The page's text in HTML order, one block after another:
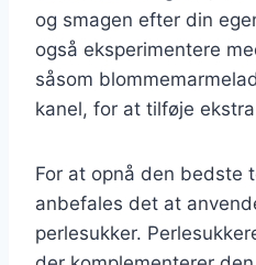
og smagen efter din
også eksperimentere
såsom
kanel, for at tilføje
For at opnå den bedste
anbefales det at
perlesukker.